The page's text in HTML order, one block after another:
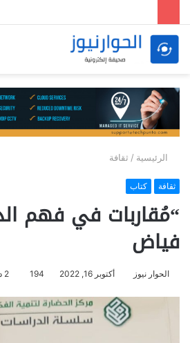
الرئيسية / ثقافة
ثقافة كتاب
“مُقاربات في فهم
فياض
الحوار نيوز أكتوبر 16, 2022 194